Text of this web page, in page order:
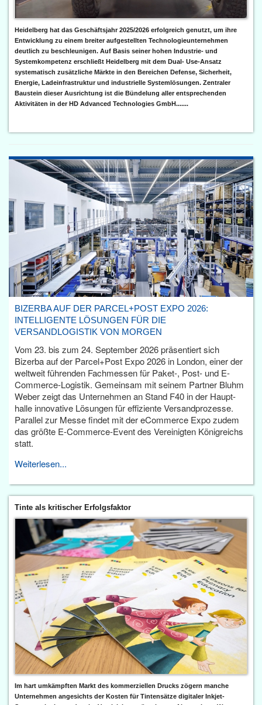
Heidelberg hat das Geschäftsjahr 2025/2026 erfolgreich genutzt, um ihre
Entwicklung zu einem breiter aufgestellten Technologieunternehmen
deutlich zu beschleunigen. Auf Basis seiner hohen Industrie- und
Systemkompetenz erschließt Heidelberg mit dem Dual- Use-Ansatz
systematisch zusätzliche Märkte in den Bereichen Defense, Sicherheit,
Energie, Ladeinfrastruktur und industrielle Systemlösungen. Zentraler
Baustein dieser Ausrichtung ist die Bündelung aller entsprechenden
Aktivitäten in der HD Advanced Technologies GmbH.......
BIZERBA AUF DER PARCEL+POST EXPO 2026:
INTELLIGENTE LÖSUNGEN FÜR DIE
VERSANDLOGISTIK VON MORGEN
Vom 23. bis zum 24. September 2026 präsentiert sich
Bizerba auf der Parcel+Post Expo 2026 in London, einer der
weltweit führenden Fachmessen für Paket-, Post- und E-
Commerce-Logistik. Gemeinsam mit seinem Partner Bluhm
Weber zeigt das Unternehmen an Stand F40 in der Haupt­
halle innovative Lösungen für effiziente Versandprozesse.
Parallel zur Messe findet mit der eCommerce Expo zudem
das größte E-Commerce-Event des Vereinigten Königreichs
statt.
Weiterlesen...
Tinte als kritischer Erfolgsfaktor
Im hart umkämpften Markt des kommerziellen Drucks zögern manche
Unternehmen angesichts der Kosten für Tintensätze digitaler Inkjet-